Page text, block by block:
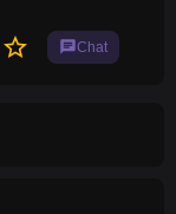
star_border chatChat